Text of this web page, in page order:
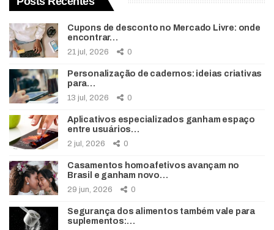
Cupons de desconto no Mercado Livre: onde
encontrar…
21 jul, 2026 0
Personalização de cadernos: ideias criativas
para…
13 jul, 2026 0
Aplicativos especializados ganham espaço
entre usuários…
2 jul, 2026 0
Casamentos homoafetivos avançam no
Brasil e ganham novo…
29 jun, 2026 0
Segurança dos alimentos também vale para
suplementos:…